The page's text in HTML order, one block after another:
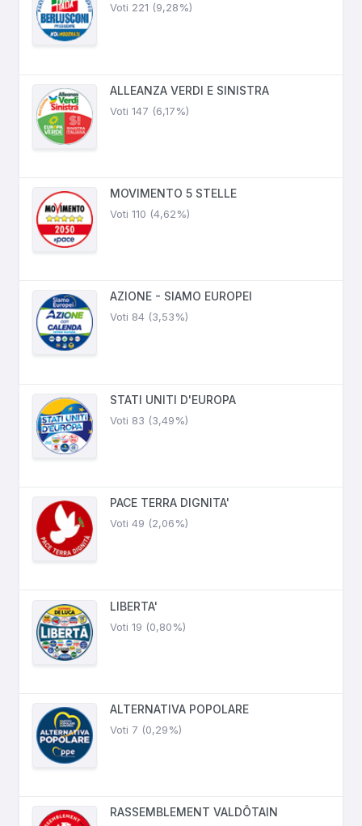
Voti 221 (9,28%)
ALLEANZA VERDI E SINISTRA
Voti 147 (6,17%)
MOVIMENTO 5 STELLE
Voti 110 (4,62%)
AZIONE - SIAMO EUROPEI
Voti 84 (3,53%)
STATI UNITI D'EUROPA
Voti 83 (3,49%)
PACE TERRA DIGNITA'
Voti 49 (2,06%)
LIBERTA'
Voti 19 (0,80%)
ALTERNATIVA POPOLARE
Voti 7 (0,29%)
RASSEMBLEMENT VALDÔTAIN